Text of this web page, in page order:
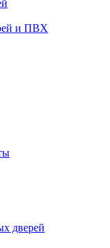
и ПВХ
дверей